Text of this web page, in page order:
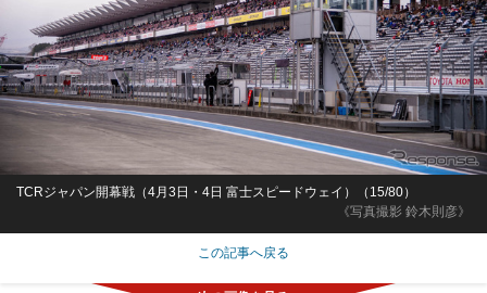
《写真撮影 鈴木則彦》
TCRジャパン開幕戦（4月3日・4日 富士スピードウェイ）（15/80）
この記事へ戻る